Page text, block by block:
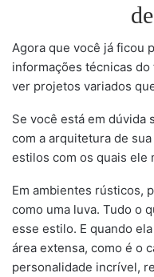
Agora que você já ficou
informações técnicas
ver projetos variados
Se você está em dúvida
com a arquitetura de
estilos com os quais ele
Em ambientes rústicos,
como uma luva. Tudo o
esse estilo. E quando
área extensa, como é o
personalidade incrível,